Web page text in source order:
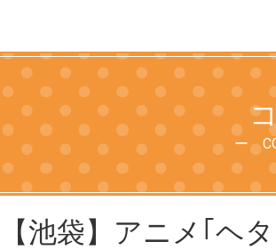
ー
【池袋】アニメ｢ヘ